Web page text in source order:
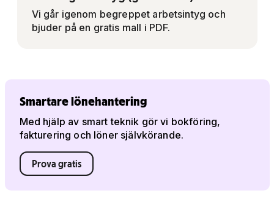
Vi går igenom begreppet arbetsintyg och
bjuder på en gratis mall i PDF.
Smartare lönehantering
Med hjälp av smart teknik gör vi bokföring,
fakturering och löner självkörande.
Prova gratis